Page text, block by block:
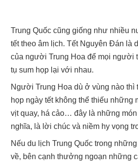
Trung Quốc cũng giống như nhiều
tết theo âm lịch. Tết Nguyên Đán là
của người Trung Hoa để mọi người
tụ sum họp lại với nhau.
Người Trung Hoa dù ở vùng nào thì
họp ngày tết không thể thiếu những
vịt quay, há cảo… đây là những
nghĩa, là lời chúc và niềm hy vọng
Nếu du lịch Trung Quốc trong
về, bên cạnh thưởng ngoạn những